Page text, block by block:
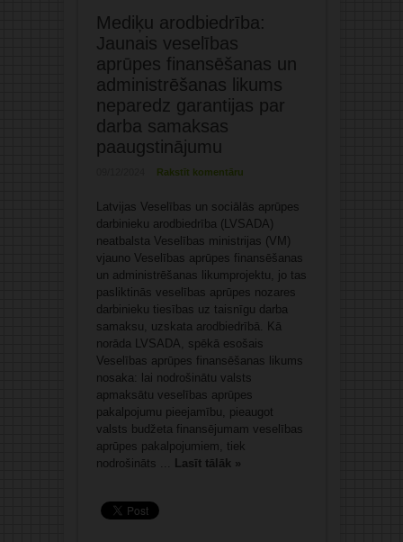
Mediķu arodbiedrība:
Jaunais veselības
aprūpes finansēšanas un
administrēšanas likums
neparedz garantijas par
darba samaksas
paaugstinājumu
Rakstīt komentāru
Latvijas Veselības un sociālās aprūpes
darbinieku arodbiedrība (LVSADA)
neatbalsta Veselības ministrijas (VM)
vjauno Veselības aprūpes finansēšanas
un administrēšanas likumprojektu, jo tas
pasliktinās veselības aprūpes nozares
darbinieku tiesības uz taisnīgu darba
samaksu, uzskata arodbiedrībā. Kā
norāda LVSADA, spēkā esošais
Veselības aprūpes finansēšanas likums
nosaka: lai nodrošinātu valsts
apmaksātu veselības aprūpes
pakalpojumu pieejamību, pieaugot
valsts budžeta finansējumam veselības
aprūpes pakalpojumiem, tiek
nodrošināts ... Lasīt tālāk »